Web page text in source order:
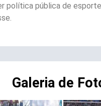
política pública de
Galeria de